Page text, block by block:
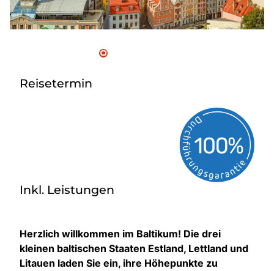
Reisetermin
Inkl. Leistungen
Herzlich willkommen im Baltikum! Die drei
kleinen baltischen Staaten Estland, Lettland und
Litauen laden Sie ein, ihre Höhepunkte zu